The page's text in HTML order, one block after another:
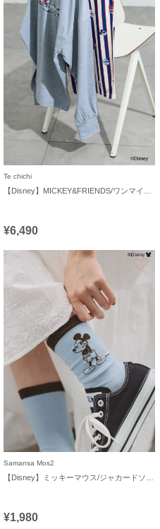
Te chichi
¥6,490
Samansa Mos2
¥1,980